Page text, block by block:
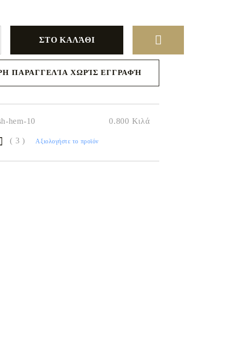
ΠΑΡΑΓΓΕΛΊΑ ΧΩΡΊΣ ΕΓΓΡΑΦΉ
hem-10 0.800 Κιλά
( 3 ) Αξιολογήστε το προϊόν